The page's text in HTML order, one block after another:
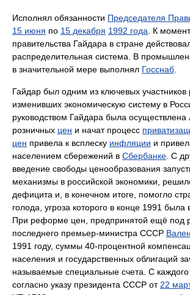
Исполнял обязанности Председателя
15 июня по 15 декабря 1992 года. К
правительства Гайдара в стране
распределительная система. В
в значительной мере выполнял Госснаб.
Гайдар был одним из ключевых
изменивших экономическую систему в
руководством Гайдара была осуществлена
розничных цен и начат процесс
цен привела к всплеску инфляции и
населением сбережений в Сбербанке. С
введение свободы ценообразования
механизмы в российской экономики,
дефицита и, в конечном итоге, помогло
голода, угроза которого в конце 1991
При реформе цен, предпринятой ещё под
последнего премьер-министра СССР
1991 году, суммы 40-процентной
населения и государственных облигаций
называемые специальные счета. С каждого
согласно указу президента СССР от22